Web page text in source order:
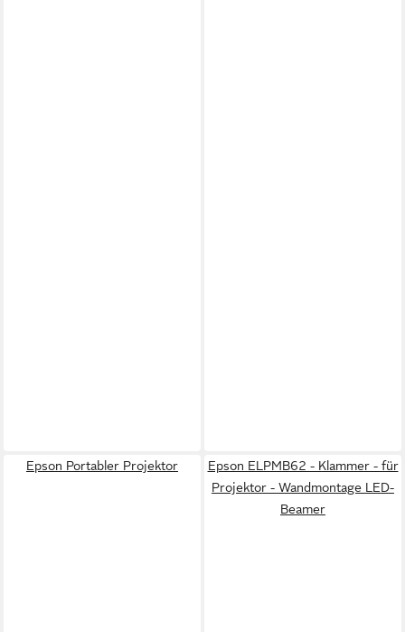
Epson Portabler Projektor
Epson ELPMB62 - Klammer - für
Projektor - Wandmontage LED-
Beamer